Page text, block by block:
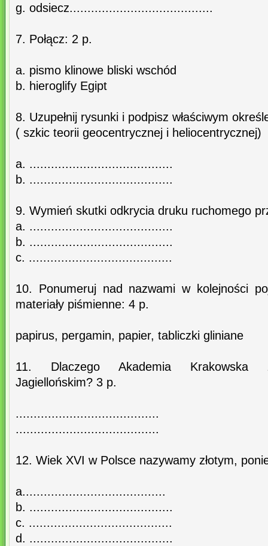
g. odsiecz........................................
7. Połącz: 2 p.
a. pismo klinowe bliski wschód
b. hieroglify Egipt
8. Uzupełnij rysunki i podpisz właściwym
( szkic teorii geocentrycznej i heliocentrycznej)
a. ........................................
b. ........................................
9. Wymień skutki odkrycia druku ruchomego
a. ........................................
b. ........................................
c. ........................................
10. Ponumeruj nad nazwami w kolejności
materiały piśmienne: 4 p.
papirus, pergamin, papier, tabliczki gliniane
11. Dlaczego Akademia Krakowska
Jagiellońskim? 3 p.
........................................
........................................
12. Wiek XVI w Polsce nazywamy złotym,
a........................................
b. ........................................
c. ........................................
d. ........................................